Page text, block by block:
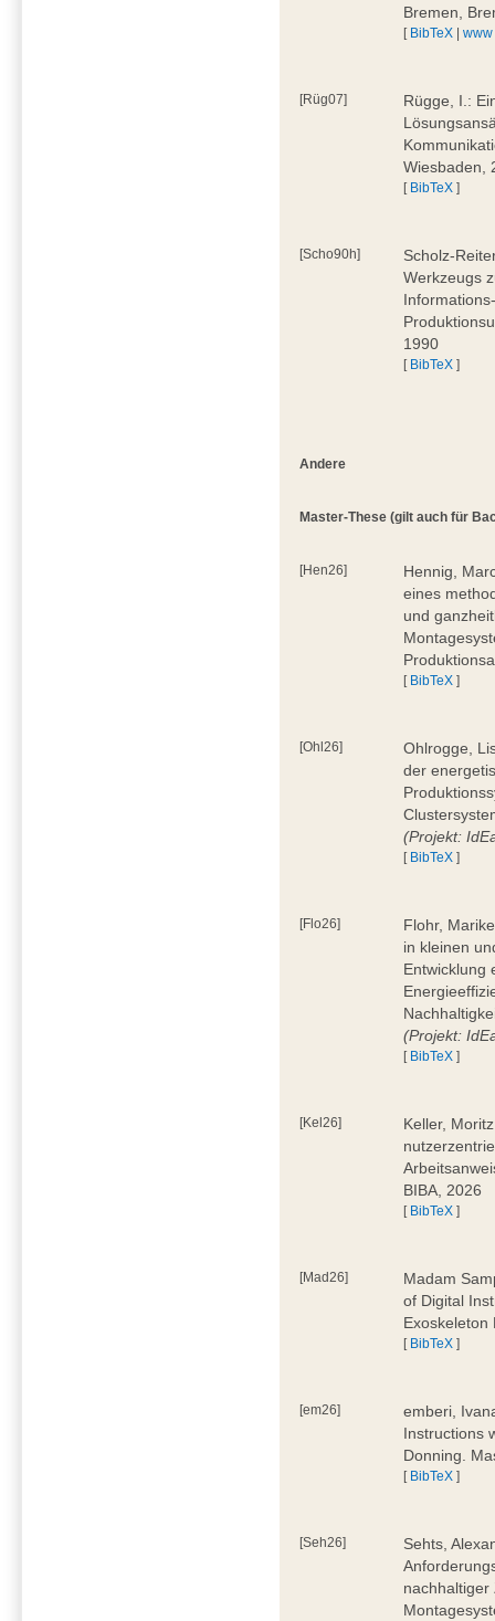
Bremen,
[ BibTeX |www
[Rüg07]
Rügge, I.:
Wiesbaden,
[ BibTeX ]
[Scho90h]
Scholz-
Werkzeugs
1990
[ BibTeX ]
Andere
Master-These (gilt auch für
[Hen26]
Hennig,
eines
und
[ BibTeX ]
[Ohl26]
Ohlrogge,
der
(Projekt:
[ BibTeX ]
[Flo26]
Flohr,
in kleinen
Entwicklung
(Projekt:
[ BibTeX ]
[Kel26]
Keller,
BIBA, 2026
[ BibTeX ]
[Mad26]
Madam
of Digital
Exoskeleton
[ BibTeX ]
[em26]
emberi,
Instructions
Donning.
[ BibTeX ]
[Seh26]
Sehts,
nachhaltiger